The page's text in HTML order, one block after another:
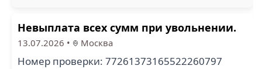
Невыплата всех сумм при увольнении.
13.07.2026 • Москва
Номер проверки: 77261373165522260797